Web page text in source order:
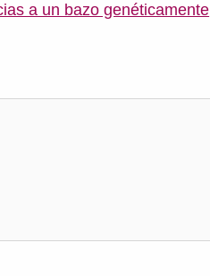
a un bazo genéticamente